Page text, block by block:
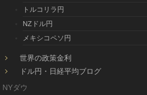
トルコリラ円
NZドル円
メキシコペソ円
世界の政策金利
ドル円・日経平均ブログ
NYダウ